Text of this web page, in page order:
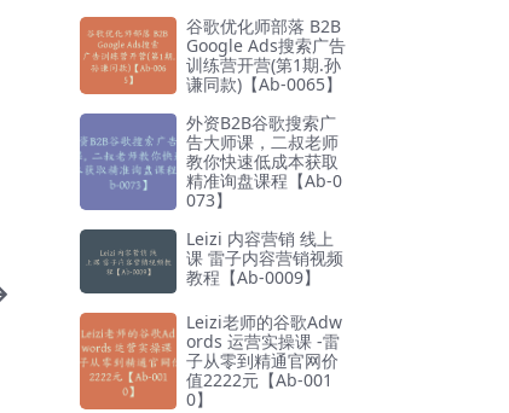
谷歌优化师部落 B2B
Google Ads搜索广告
训练营开营(第1期.孙
谦同款)【Ab-0065】
外资B2B谷歌搜索广
告大师课，二叔老师
教你快速低成本获取
精准询盘课程【Ab-0
073】
Leizi 内容营销 线上
课 雷子内容营销视频
教程【Ab-0009】
Leizi老师的谷歌Adw
ords 运营实操课 -雷
子从零到精通官网价
值2222元【Ab-001
0】